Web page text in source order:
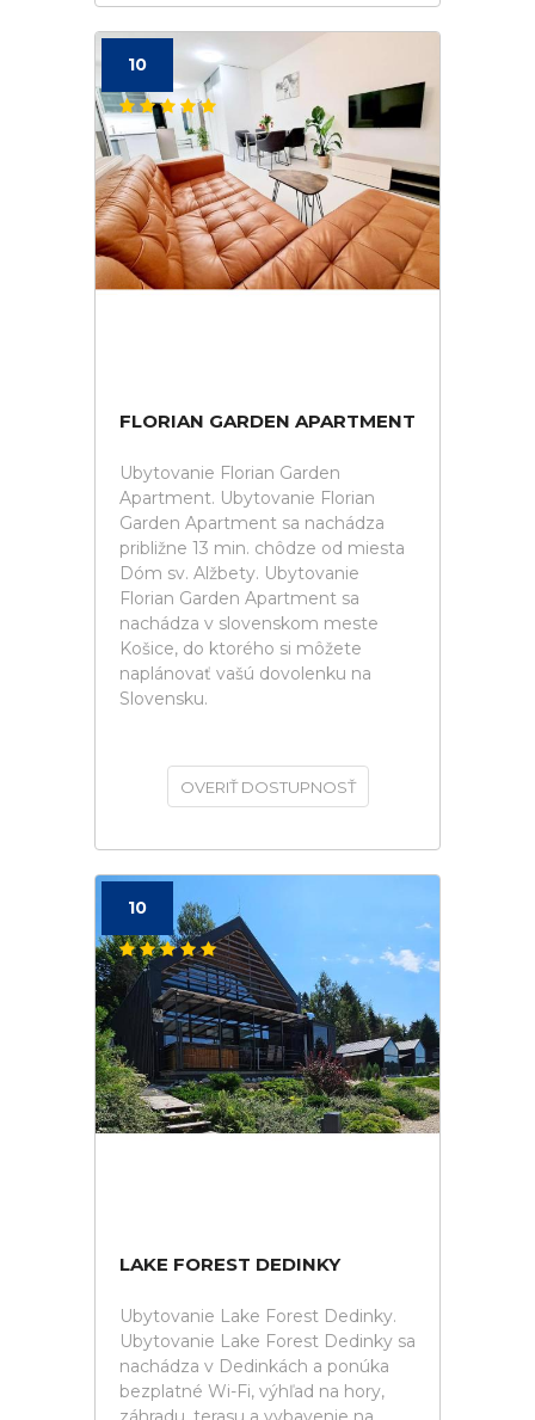
10
FLORIAN GARDEN APARTMENT
Ubytovanie Florian Garden
Apartment. Ubytovanie Florian
Garden Apartment sa nachádza
približne 13 min. chôdze od miesta
Dóm sv. Alžbety. Ubytovanie
Florian Garden Apartment sa
nachádza v slovenskom meste
Košice, do ktorého si môžete
naplánovať vašú dovolenku na
Slovensku.
OVERIŤ DOSTUPNOSŤ
10
LAKE FOREST DEDINKY
Ubytovanie Lake Forest Dedinky.
Ubytovanie Lake Forest Dedinky sa
nachádza v Dedinkách a ponúka
bezplatné Wi-Fi, výhľad na hory,